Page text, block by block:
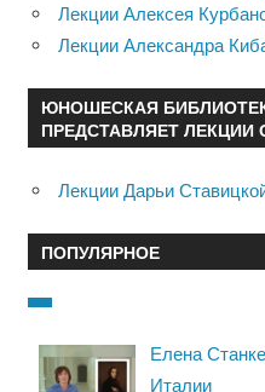
Лекции Алексея
Лекции Александра
ЮНОШЕСКАЯ
ПРЕДСТАВЛЯЕТ ЛЕКЦИИ
Лекции Дарьи
ПОПУЛЯРНОЕ
Елена
Италии